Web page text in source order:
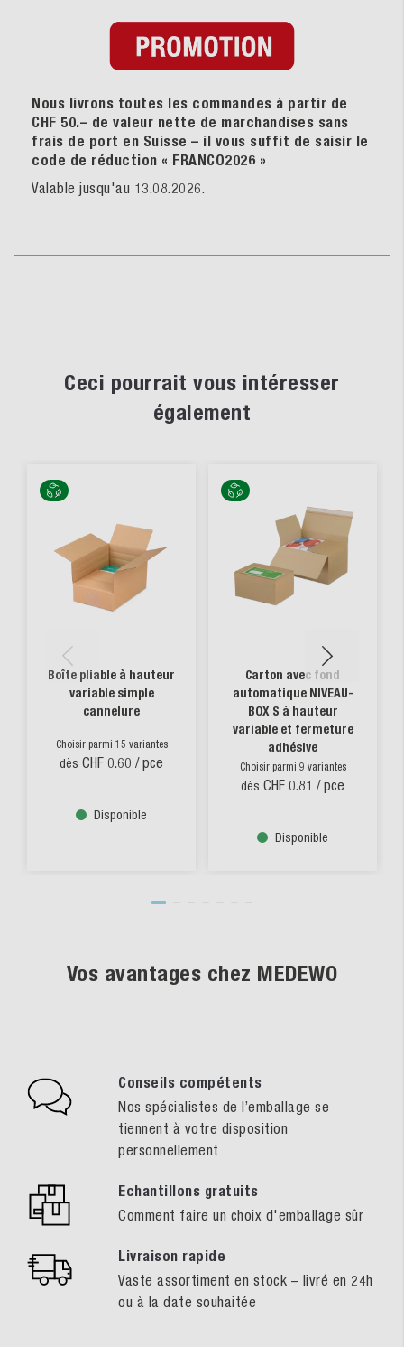
Nous livrons toutes les commandes à partir de
CHF 50.– de valeur nette de marchandises sans
frais de port en Suisse – il vous suffit de saisir le
code de réduction « FRANCO2026 »
Valable jusqu'au 13.08.2026.
Ceci pourrait vous intéresser
également
Boîte pliable à hauteur
variable simple
cannelure
Choisir parmi 15 variantes
dès CHF 0.60 / pce
Disponible
Carton avec fond
automatique NIVEAU-
BOX S à hauteur
variable et fermeture
adhésive
Choisir parmi 9 variantes
dès CHF 0.81 / pce
Disponible
Vos avantages chez MEDEWO
Conseils compétents
Nos spécialistes de l’emballage se
tiennent à votre disposition
personnellement
Echantillons gratuits
Comment faire un choix d'emballage sûr
Livraison rapide
Vaste assortiment en stock – livré en 24h
ou à la date souhaitée